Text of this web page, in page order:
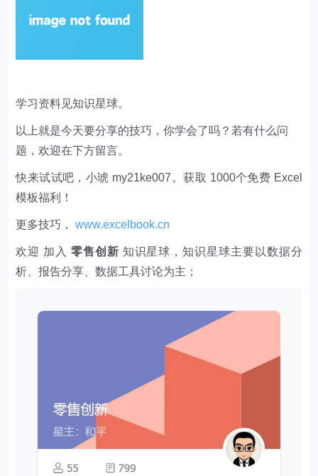
学习资料见知识星球。
以上就是今天要分享的技巧，你学会了吗？若有什么问
题，欢迎在下方留言。
快来试试吧，小琥 my21ke007。获取 1000个免费 Excel
模板福利​​​​！
更多技巧，www.excelbook.cn
欢迎 加入 零售创新 知识星球，知识星球主要以数据分
析、报告分享、数据工具讨论为主；